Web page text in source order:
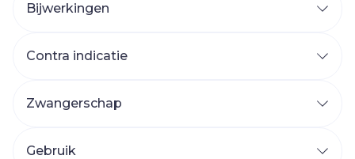
Bijwerkingen
Contra indicatie
Zwangerschap
Gebruik